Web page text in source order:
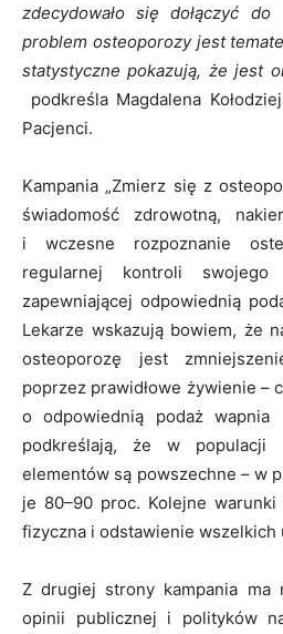
zdecydowało się dołączyć
problem osteoporozy jest
statystyczne pokazują, że jest
podkreśla Magdalena
Pacjenci.
Kampania „Zmierz się z
świadomość zdrowotną,
i wczesne rozpoznanie
regularnej kontroli
zapewniającej odpowiednią
Lekarze wskazują bowiem, że
osteoporozę jest
poprzez prawidłowe żywienie –
o odpowiednią podaż wapnia
podkreślają, że w populacji
elementów są powszechne – w
je 80–90 proc. Kolejne
fizyczna i odstawienie wszelkich
Z drugiej strony kampania ma
opinii publicznej i polityków